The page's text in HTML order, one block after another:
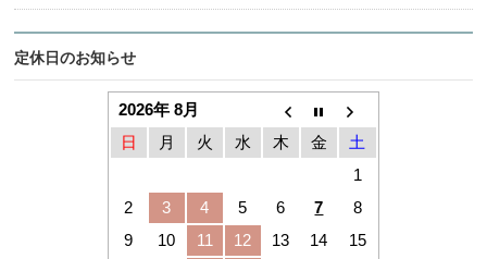
定休日のお知らせ
2026年 8月
日
月 火 水 木 金
土
1
2
3 4 5 6 7
8
9
10 11 12 13 14
15